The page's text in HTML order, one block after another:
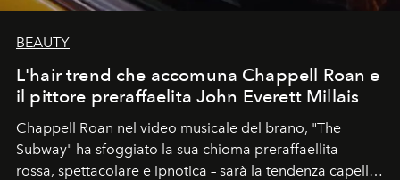
BEAUTY
L'hair trend che accomuna Chappell Roan e
il pittore preraffaelita John Everett Millais
Chappell Roan nel video musicale del brano, "The
Subway" ha sfoggiato la sua chioma preraffaellita –
rossa, spettacolare e ipnotica – sarà la tendenza capelli